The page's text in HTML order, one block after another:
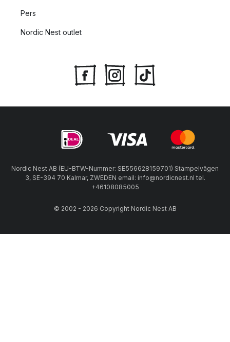
Pers
Nordic Nest outlet
Nordic Nest AB (EU-BTW-Nummer: SE556628159701) Stämpelvägen
3, SE-394 70 Kalmar, ZWEDEN email: info@nordicnest.nl tel.
+46108085005
© 2002 - 2026 Copyright Nordic Nest AB